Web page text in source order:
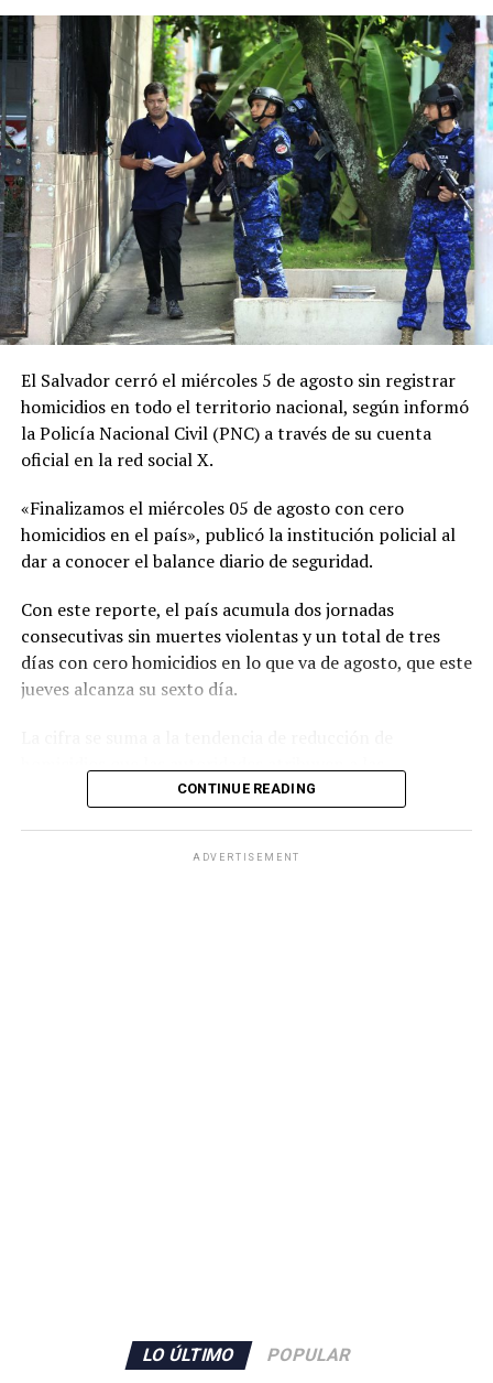
ADVERTISEMENT
presuntamente lo esperaba Mata Reyes, quien lo habría
atacado con un golpe en la cabeza.
Según la FGR, después de la agresión los acusados
habrían robado US$11,200 en efectivo, rociado gasolina
sobre el cuerpo de la víctima y posteriormente le
prendieron fuego antes de abandonar la escena. Las
investigaciones también señalan que los sospechosos
dejaron el vehículo de la víctima en otro lugar y se
deshicieron de su teléfono celular para dificultar las
pesquisas.
La Fiscalía aseguró que presentará la acusación
correspondiente y solicitará la pena máxima
contemplada por la legislación salvadoreña para este
Por su parte, la Policía Nacional Civil afirmó que el caso
refleja la respuesta de las instituciones de seguridad
ante este tipo de delitos y reiteró que las personas
El Salvador cerró el miércoles 5 de agosto sin registrar
homicidios en todo el territorio nacional, según informó
la Policía Nacional Civil (PNC) a través de su cuenta
oficial en la red social X.
«Finalizamos el miércoles 05 de agosto con cero
homicidios en el país», publicó la institución policial al
dar a conocer el balance diario de seguridad.
Con este reporte, el país acumula dos jornadas
consecutivas sin muertes violentas y un total de tres
días con cero homicidios en lo que va de agosto, que este
jueves alcanza su sexto día.
estrategias de seguridad implementadas en los últimos
Como referencia histórica, el 5 de agosto de 2018 —
CONTINUE READING
ADVERTISEMENT
LO ÚLTIMO POPULAR